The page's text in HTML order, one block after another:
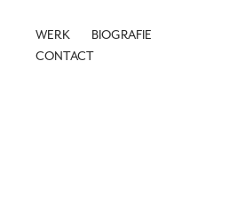
WERK
BIOGRAFIE
CONTACT